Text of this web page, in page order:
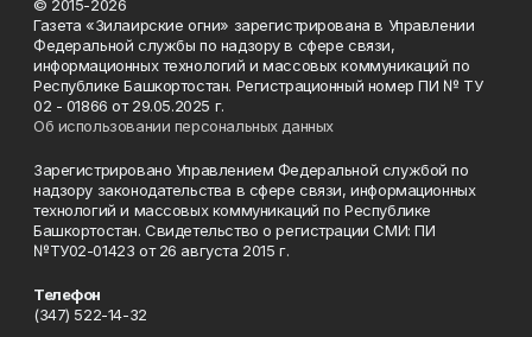
© 2015-2026
Газета «Зилаирские огни» зарегистрирована в Управлении
Федеральной службы по надзору в сфере связи,
информационных технологий и массовых коммуникаций по
Республике Башкортостан. Регистрационный номер ПИ № ТУ
02 - 01866 от 29.05.2025 г.
Об использовании персональных данных
Зарегистрировано Управлением Федеральной службой по
надзору законодательства в сфере связи, информационных
технологий и массовых коммуникаций по Республике
Башкортостан. Свидетельство о регистрации СМИ: ПИ
№ТУ02-01423 от 26 августа 2015 г.
Телефон
(347) 522-14-32